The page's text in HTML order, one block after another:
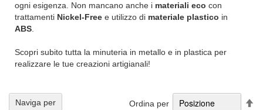
ogni esigenza. Non mancano anche i materiali eco con
trattamenti Nickel-Free e utilizzo di materiale plastico in
ABS
Scopri subito tutta la minuteria in metallo e in plastica per
realizzare le tue creazioni artigianali!
Ordina per
Naviga per